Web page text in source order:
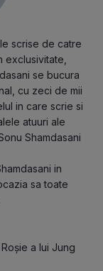
scrise de catre
exclusivitate,
se bucura
cu zeci de mii
in care scrie si
atuuri ale
Shamdasani
in
sa toate
a lui Jung